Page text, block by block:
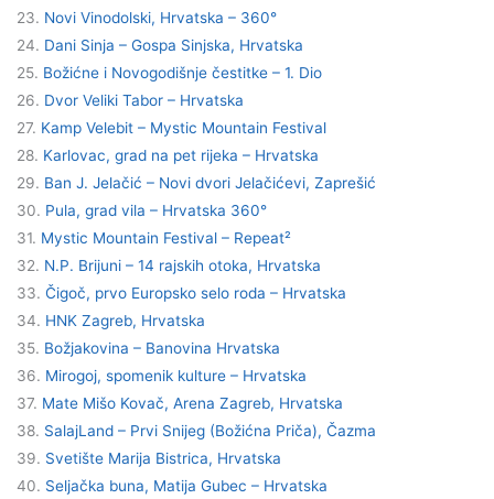
23. Novi Vinodolski, Hrvatska – 360°
24. Dani Sinja – Gospa Sinjska, Hrvatska
25. Božićne i Novogodišnje čestitke – 1. Dio
26. Dvor Veliki Tabor – Hrvatska
27. Kamp Velebit – Mystic Mountain Festival
28. Karlovac, grad na pet rijeka – Hrvatska
29. Ban J. Jelačić – Novi dvori Jelačićevi, Zaprešić
30. Pula, grad vila – Hrvatska 360°
31. Mystic Mountain Festival – Repeat²
32. N.P. Brijuni – 14 rajskih otoka, Hrvatska
33. Čigoč, prvo Europsko selo roda – Hrvatska
34. HNK Zagreb, Hrvatska
35. Božjakovina – Banovina Hrvatska
36. Mirogoj, spomenik kulture – Hrvatska
37. Mate Mišo Kovač, Arena Zagreb, Hrvatska
38. SalajLand – Prvi Snijeg (Božićna Priča), Čazma
39. Svetište Marija Bistrica, Hrvatska
40. Seljačka buna, Matija Gubec – Hrvatska